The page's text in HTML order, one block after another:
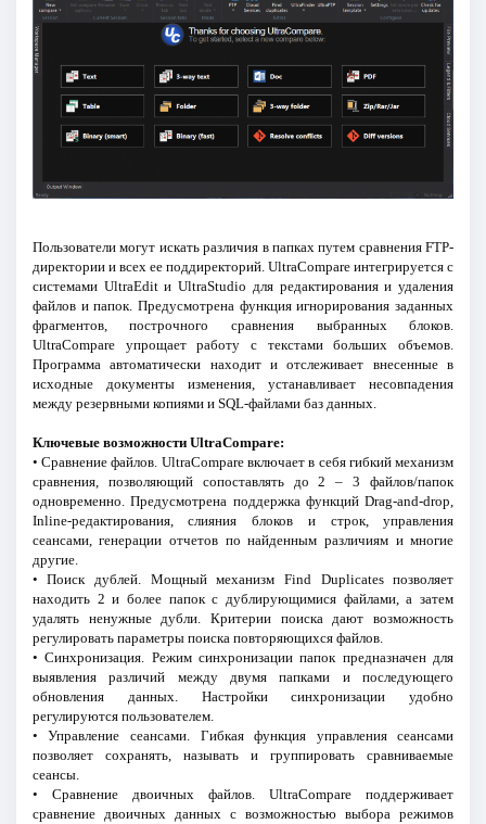
Пользователи могут искать различия в папках путем сравнения FTP-
директории и всех ее поддиректорий. UltraCompare интегрируется с
системами UltraEdit и UltraStudio для редактирования и удаления
файлов и папок. Предусмотрена функция игнорирования заданных
фрагментов, построчного сравнения выбранных блоков.
UltraCompare упрощает работу с текстами больших объемов.
Программа автоматически находит и отслеживает внесенные в
исходные документы изменения, устанавливает несовпадения
между резервными копиями и SQL-файлами баз данных.
Ключевые возможности UltraCompare:
• Сравнение файлов. UltraCompare включает в себя гибкий механизм
сравнения, позволяющий сопоставлять до 2 – 3 файлов/папок
одновременно. Предусмотрена поддержка функций Drag-and-drop,
Inline-редактирования, слияния блоков и строк, управления
сеансами, генерации отчетов по найденным различиям и многие
другие.
• Поиск дублей. Мощный механизм Find Duplicates позволяет
находить 2 и более папок с дублирующимися файлами, а затем
удалять ненужные дубли. Критерии поиска дают возможность
регулировать параметры поиска повторяющихся файлов.
• Синхронизация. Режим синхронизации папок предназначен для
выявления различий между двумя папками и последующего
обновления данных. Настройки синхронизации удобно
регулируются пользователем.
• Управление сеансами. Гибкая функция управления сеансами
позволяет сохранять, называть и группировать сравниваемые
сеансы.
• Сравнение двоичных файлов. UltraCompare поддерживает
сравнение двоичных данных с возможностью выбора режимов